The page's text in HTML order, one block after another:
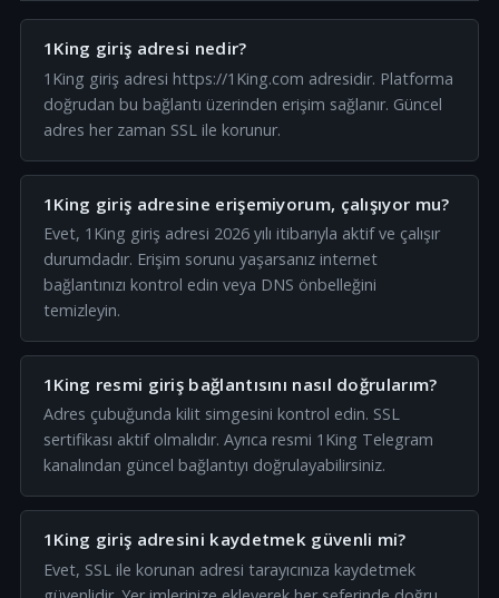
1King giriş adresi nedir?
1King giriş adresi https://1King.com adresidir. Platforma
doğrudan bu bağlantı üzerinden erişim sağlanır. Güncel
adres her zaman SSL ile korunur.
1King giriş adresine erişemiyorum, çalışıyor mu?
Evet, 1King giriş adresi 2026 yılı itibarıyla aktif ve çalışır
durumdadır. Erişim sorunu yaşarsanız internet
bağlantınızı kontrol edin veya DNS önbelleğini
temizleyin.
1King resmi giriş bağlantısını nasıl doğrularım?
Adres çubuğunda kilit simgesini kontrol edin. SSL
sertifikası aktif olmalıdır. Ayrıca resmi 1King Telegram
kanalından güncel bağlantıyı doğrulayabilirsiniz.
1King giriş adresini kaydetmek güvenli mi?
Evet, SSL ile korunan adresi tarayıcınıza kaydetmek